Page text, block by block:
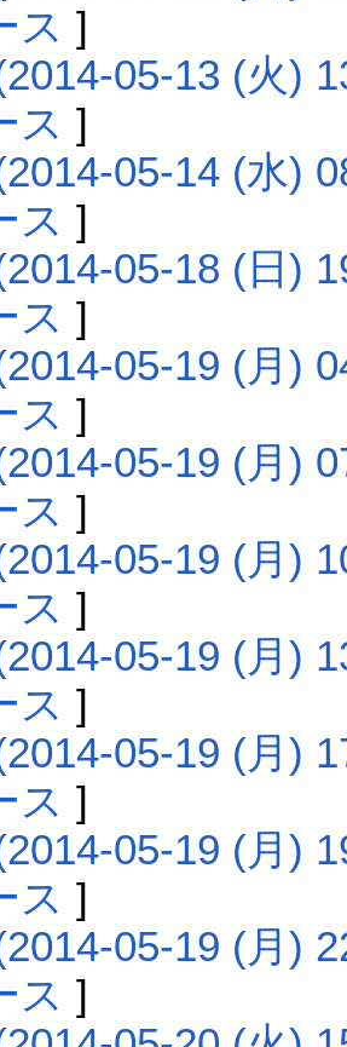
ス ]
05-13 (火)
ス ]
05-14 (水)
ス ]
05-18 (日)
ス ]
05-19 (月)
ス ]
05-19 (月)
ス ]
05-19 (月)
ス ]
05-19 (月)
ス ]
05-19 (月)
ス ]
05-19 (月)
ス ]
05-19 (月)
ス ]